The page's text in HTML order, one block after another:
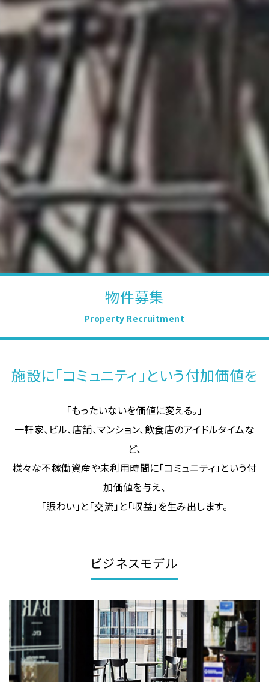
物件募集
Property Recruitment
施設に「コミュニティ」という付加価値を
「もったいないを価値に変える。」
一軒家、ビル、店舗、マンション、飲食店のアイドルタイムな
ど、
様々な不稼働資産や未利用時間に「コミュニティ」という付
加価値を与え、
「賑わい」と「交流」と「収益」を生み出します。
ビジネスモデル